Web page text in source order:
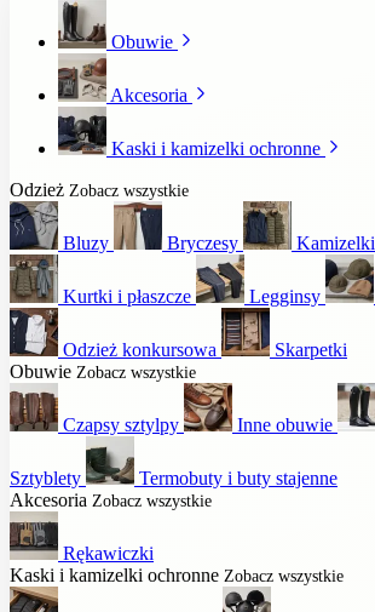
Obuwie
Akcesoria
Kaski i kamizelki ochronne
Odzież Zobacz wszystkie
Bluzy Bryczesy Kamizelki
Kurtki i płaszcze Legginsy
Odzież konkursowa
Skarpetki
Obuwie Zobacz wszystkie
Czapsy sztylpy Inne obuwie
Sztyblety
Termobuty i buty stajenne
Akcesoria Zobacz wszystkie
Rękawiczki
Kaski i kamizelki ochronne Zobacz wszystkie